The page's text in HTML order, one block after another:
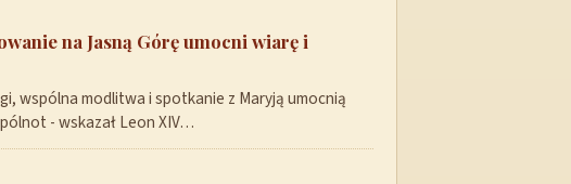
na Jasną Górę umocni wiarę i
wspólna modlitwa i spotkanie z Maryją umocnią
- wskazał Leon XIV…